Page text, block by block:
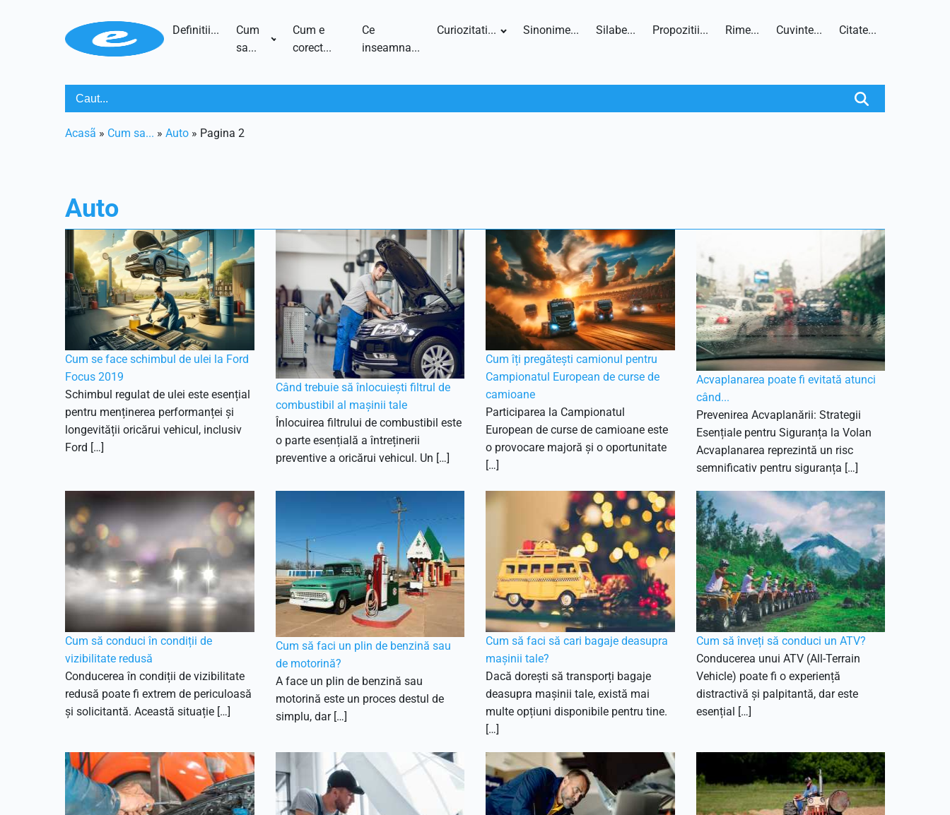
Definitii...
Cum
sa...
Cum e
corect...
Ce
inseamna...
Curiozitati... Sinonime... Silabe... Propozitii... Rime... Cuvinte... Citate...
Acasã » Cum sa... » Auto » Pagina 2
Auto
Cum se face schimbul de ulei la Ford
Focus 2019
Schimbul regulat de ulei este esențial
pentru menținerea performanței și
longevității oricărui vehicul, inclusiv
Ford […]
Când trebuie să înlocuiești filtrul de
combustibil al mașinii tale
Înlocuirea filtrului de combustibil este
o parte esențială a întreținerii
preventive a oricărui vehicul. Un […]
Cum îți pregătești camionul pentru
Campionatul European de curse de
camioane
Participarea la Campionatul
European de curse de camioane este
o provocare majoră și o oportunitate
[…]
Acvaplanarea poate fi evitată atunci
când...
Prevenirea Acvaplanării: Strategii
Esențiale pentru Siguranța la Volan
Acvaplanarea reprezintă un risc
semnificativ pentru siguranța […]
Cum să conduci în condiții de
vizibilitate redusă
Conducerea în condiții de vizibilitate
redusă poate fi extrem de periculoasă
și solicitantă. Această situație […]
Cum să faci un plin de benzină sau
de motorină?
A face un plin de benzină sau
motorină este un proces destul de
simplu, dar […]
Cum să faci să cari bagaje deasupra
mașinii tale?
Dacă dorești să transporți bagaje
deasupra mașinii tale, există mai
multe opțiuni disponibile pentru tine.
[…]
Cum să înveți să conduci un ATV?
Conducerea unui ATV (All-Terrain
Vehicle) poate fi o experiență
distractivă și palpitantă, dar este
esențial […]